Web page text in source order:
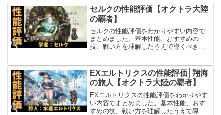
セルクの性能評価【オクトラ大陸
の覇者】
セルクの性能評価をわかりやすい内容で
まとめました。基本性能、おすすめの
技、戦い方を理解したうえで導くべきか
EXエルトリクスの性能評価│翔海
の旅人【オクトラ大陸の覇者】
EXエルトリクスの性能評価をわかりやす
い内容でまとめました。基本性能、おす
すめの技、戦い方を理解したうえで導く